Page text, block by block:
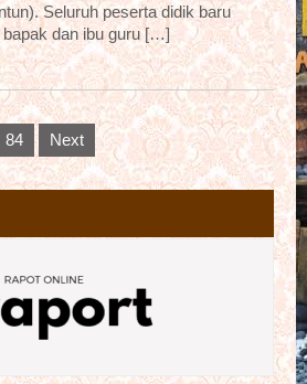
Seluruh peserta didik baru
dan ibu guru […]
84 Next